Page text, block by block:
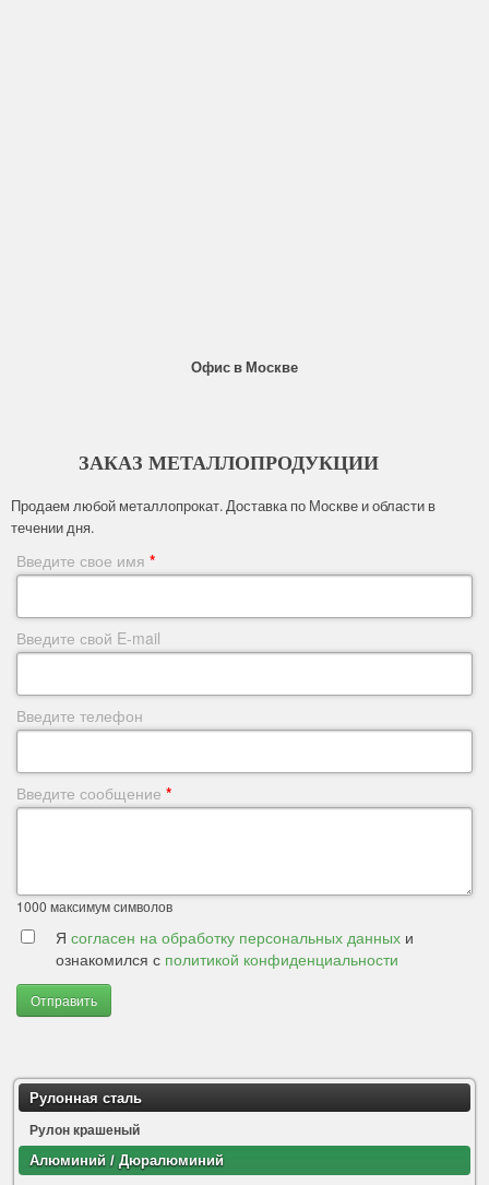
Офис в Москве
ЗАКАЗ МЕТАЛЛОПРОДУКЦИИ
Продаем любой металлопрокат. Доставка по Москве и области в
течении дня.
Введите свое имя *
Введите свой E-mail
Введите телефон
Введите сообщение *
1000 максимум символов
Я согласен на обработку персональных данных и
ознакомился с политикой конфиденциальности
Отправить
Рулонная сталь
Рулон крашеный
Алюминий / Дюралюминий